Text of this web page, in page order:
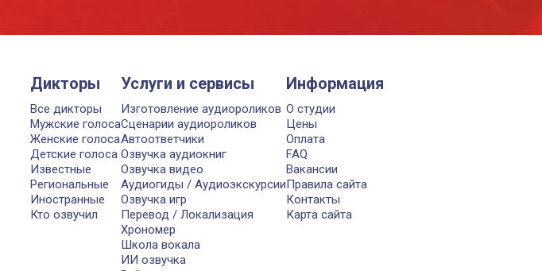
Дикторы
Все дикторы
Мужские голоса
Женские голоса
Детские голоса
Известные
Региональные
Иностранные
Кто озвучил
Услуги и сервисы
Изготовление аудиороликов
Сценарии аудиороликов
Автоответчики
Озвучка аудиокниг
Озвучка видео
Аудиогиды / Аудиоэкскурсии
Озвучка игр
Перевод / Локализация
Хрономер
Школа вокала
ИИ озвучка
Информация
О студии
Цены
Оплата
FAQ
Вакансии
Правила сайта
Контакты
Карта сайта